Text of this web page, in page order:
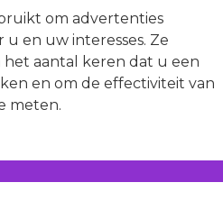
om advertenties
en uw interesses. Ze
aantal keren dat u een
en om de effectiviteit van
meten.